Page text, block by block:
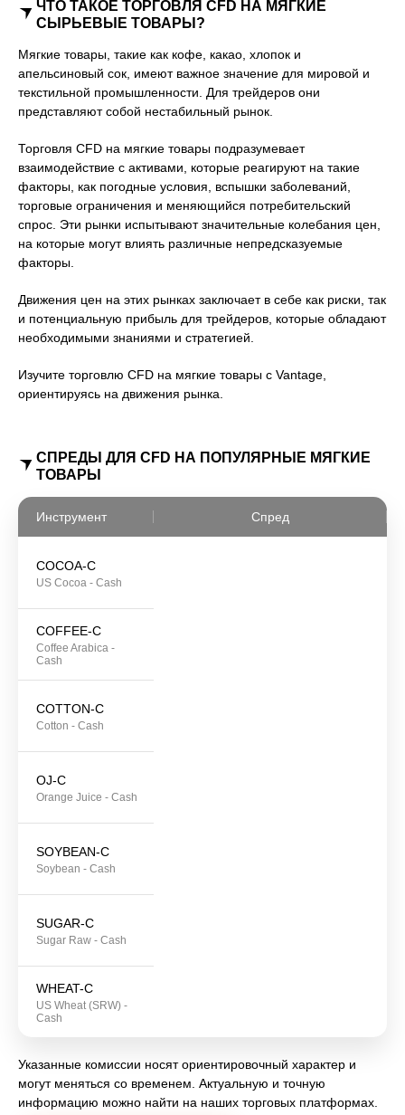
ЧТО ТАКОЕ ТОРГОВЛЯ CFD НА МЯГКИЕ
СЫРЬЕВЫЕ ТОВАРЫ?
Мягкие товары, такие как кофе, какао, хлопок и
апельсиновый сок, имеют важное значение для мировой и
текстильной промышленности. Для трейдеров они
представляют собой нестабильный рынок.
Торговля CFD на мягкие товары подразумевает
взаимодействие с активами, которые реагируют на такие
факторы, как погодные условия, вспышки заболеваний,
торговые ограничения и меняющийся потребительский
спрос. Эти рынки испытывают значительные колебания цен,
на которые могут влиять различные непредсказуемые
факторы.
Движения цен на этих рынках заключает в себе как риски, так
и потенциальную прибыль для трейдеров, которые обладают
необходимыми знаниями и стратегией.
Изучите торговлю CFD на мягкие товары с Vantage,
ориентируясь на движения рынка.
СПРЕДЫ ДЛЯ CFD НА ПОПУЛЯРНЫЕ МЯГКИЕ
ТОВАРЫ
Инструмент
COCOA-C
US Cocoa - Cash
COFFEE-C
Coffee Arabica -
Cash
COTTON-C
Cotton - Cash
OJ-C
Orange Juice - Cash
SOYBEAN-C
Soybean - Cash
SUGAR-C
Sugar Raw - Cash
WHEAT-C
US Wheat (SRW) -
Cash
Спред
Указанные комиссии носят ориентировочный характер и
могут меняться со временем. Актуальную и точную
информацию можно найти на наших торговых платформах.